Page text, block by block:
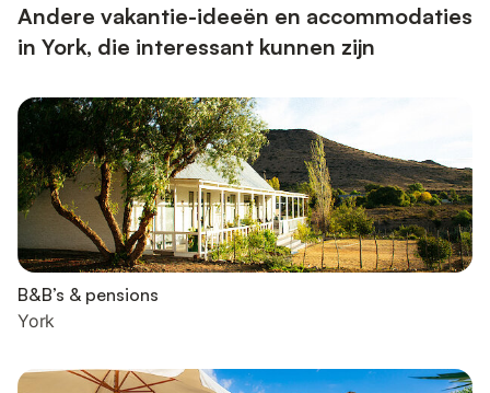
Andere vakantie-ideeën en accommodaties
in York, die interessant kunnen zijn
B&B’s & pensions
York